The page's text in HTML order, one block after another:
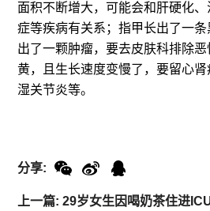
面积不断增大，可能会和肝硬化
症等疾病有关系；指甲长出了一
出了一颗肿瘤，要去皮肤科排除
黄，且生长速度变慢了，要留心
湿关节炎等。
上一篇: 29岁女生因喝奶茶住进
分享: